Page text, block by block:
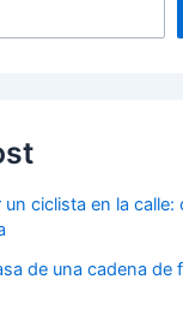
ciclista en la calle:
de una cadena de